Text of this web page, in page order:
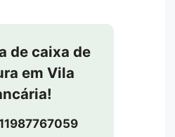
de caixa de
em Vila